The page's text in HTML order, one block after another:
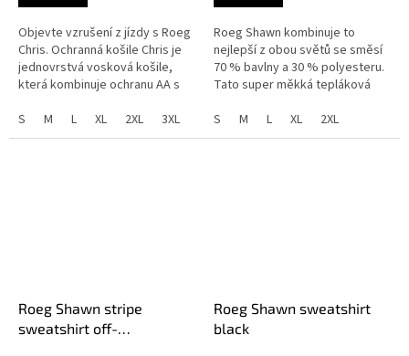
Objevte vzrušení z jízdy s Roeg
Chris. Ochranná košile Chris je
jednovrstvá vosková košile,
která kombinuje ochranu AA s
vnější tkanina RQ,...
S M L XL 2XL 3XL
Roeg Shawn kombinuje to
nejlepší z obou světů se směsí
70 % bavlny a 30 % polyesteru.
Tato super měkká tepláková
každodenní nošení a zároveň
poskytuje...
S M L XL 2XL
Roeg Shawn stripe
sweatshirt off-
Roeg Shawn sweatshirt
black